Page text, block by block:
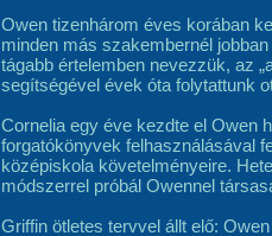
Owen tizenhárom éves korában
minden más szakembernél
tágabb értelemben nevezzük, az
segítségével évek óta folytattunk
Cornelia egy éve kezdte el Owen
forgatókönyvek felhasználásával
középiskola követelményeire.
módszerrel próbál Owennel
Griffin ötletes tervvel állt elő: